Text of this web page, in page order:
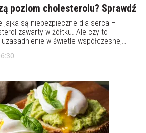
poziom cholesterolu? Sprawdź
jajka są niebezpieczne dla serca –
zawarty w żółtku. Ale czy to
w świetle współczesnej
prawdy kryje się w micie o "szkodliwych"